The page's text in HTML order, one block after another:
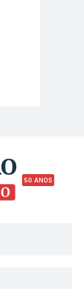
50 ANOS